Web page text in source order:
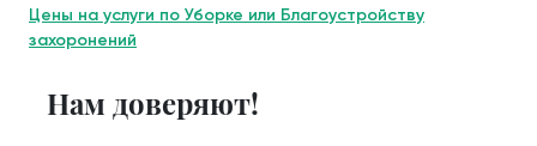
Цены на услуги по Уборке или Благоустройству
захоронений
Нам доверяют!